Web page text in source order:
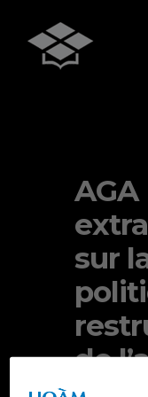
AGA
sur
de